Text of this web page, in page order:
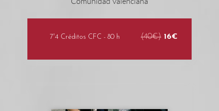
7'4 Créditos CFC - 80 h (40€) 16€